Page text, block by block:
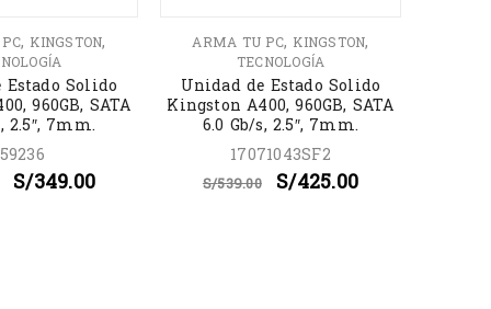
, KINGSTON,
Solido
960GB, SATA
2.5″, 7mm.
S/349.00
ARMA TU PC, KINGSTON,
TECNOLOGÍA
Unidad de Estado Solido
Kingston A400, 960GB, SATA
6.0 Gb/s, 2.5″, 7mm.
17071043SF2
S/539.00 S/425.00